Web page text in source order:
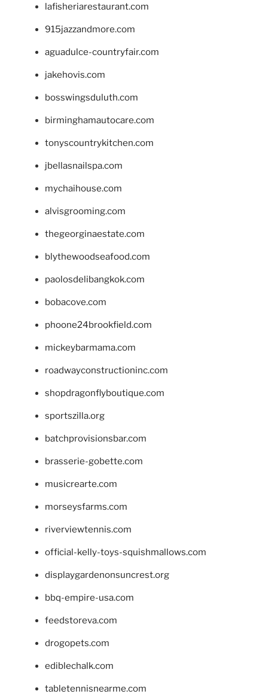
lafisheriarestaurant.com
915jazzandmore.com
aguadulce-countryfair.com
jakehovis.com
bosswingsduluth.com
birminghamautocare.com
tonyscountrykitchen.com
jbellasnailspa.com
mychaihouse.com
alvisgrooming.com
thegeorginaestate.com
blythewoodseafood.com
paolosdelibangkok.com
bobacove.com
phoone24brookfield.com
mickeybarmama.com
roadwayconstructioninc.com
shopdragonflyboutique.com
sportszilla.org
batchprovisionsbar.com
brasserie-gobette.com
musicrearte.com
morseysfarms.com
riverviewtennis.com
official-kelly-toys-squishmallows.com
displaygardenonsuncrest.org
bbq-empire-usa.com
feedstoreva.com
drogopets.com
ediblechalk.com
tabletennisnearme.com